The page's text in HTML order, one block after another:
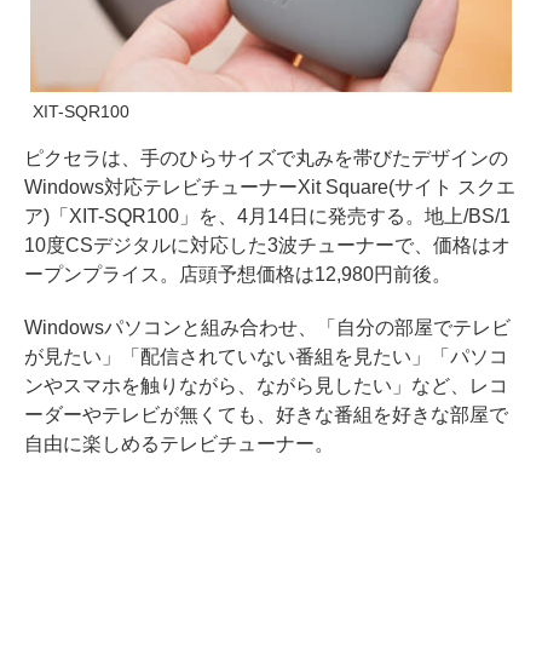
XIT-SQR100
ピクセラは、手のひらサイズで丸みを帯びたデザインの
Windows対応テレビチューナーXit Square(サイト スクエ
ア)「XIT-SQR100」を、4月14日に発売する。地上/BS/1
10度CSデジタルに対応した3波チューナーで、価格はオ
ープンプライス。店頭予想価格は12,980円前後。
Windowsパソコンと組み合わせ、「自分の部屋でテレビ
が見たい」「配信されていない番組を見たい」「パソコ
ンやスマホを触りながら、ながら見したい」など、レコ
ーダーやテレビが無くても、好きな番組を好きな部屋で
自由に楽しめるテレビチューナー。